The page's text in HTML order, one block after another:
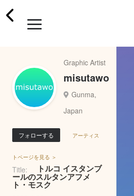
Graphic Artist
misutawo
Gunma,
Japan
フォローする アーティス
トページを見る ＞
Title: トルコ イスタンブ
ールのスルタンアフメ
ト・モスク